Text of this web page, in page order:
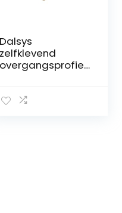
Dalsys
zelfklevend
overgangsprofiel
egalisatieprofiel,